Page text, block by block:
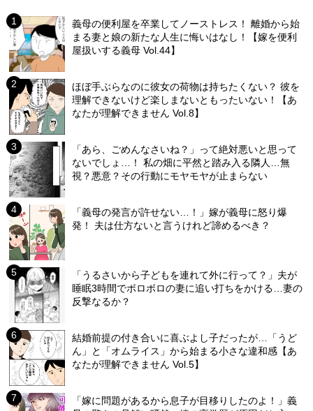
義母の便利屋を卒業してノーストレス！ 離婚から始
まる妻と娘の新たな人生に悔いはなし！【嫁を便利
屋扱いする義母 Vol.44】
ほぼ手ぶらなのに彼女の荷物は持ちたくない？ 彼を
理解できないけど楽しまないともったいない！【あ
なたが理解できません Vol.8】
「あら、ごめんなさいね？」って絶対悪いと思って
ないでしょ…！ 私の畑に平然と踏み入る隣人…無
視？悪意？その行動にモヤモヤが止まらない
「義母の発言が許せない…！」嫁が義母に怒り爆
発！ 夫は仕方ないと言うけれど諦めるべき？
「うるさいから子どもを連れて外に行って？」夫が
睡眠3時間でボロボロの妻に追い打ちをかける…妻の
反撃なるか？
結婚前提の付き合いに喜ぶよし子だったが…「うど
ん」と「オムライス」から始まる小さな違和感【あ
なたが理解できません Vol.5】
「嫁に問題があるから息子が目移りしたのよ！」義